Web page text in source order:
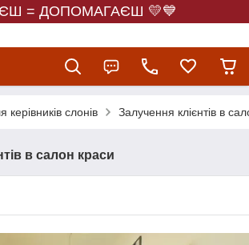
= ДОПОМАГАЄШ 💛💙
керівників слонів Залучення клієнтів в
в салон краси